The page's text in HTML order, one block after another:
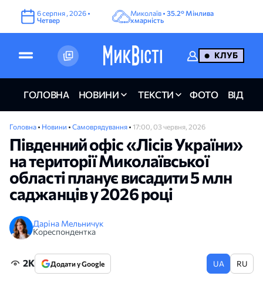
6серпня , 2026 •
Четвер
Миколаїв • 35.2° Мінлива
хмарність
КЛУБ
ГОЛОВНА НОВИНИ ТЕКСТИ ФОТО ВІДЕО
Головна • Новини • Самоврядування • 17:00, 03 червня, 2026
Південний офіс «Лісів України»
на території Миколаївської
області планує висадити 5 млн
саджанців у 2026 році
Даріна Мельничук
Кореспондентка
2K Додати у Google UA RU